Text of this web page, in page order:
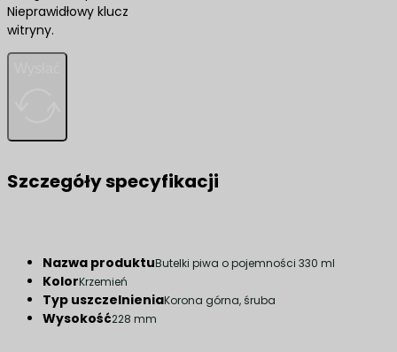
Nieprawidłowy klucz
witryny.
Szczegóły specyfikacji
Nazwa produktuButelki piwa o pojemności 330 ml
KolorKrzemień
Typ uszczelnieniaKorona górna, śruba
Wysokość228 mm